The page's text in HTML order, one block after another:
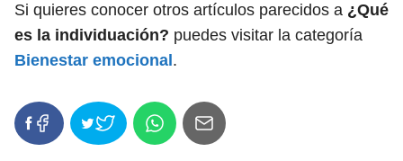
Si quieres conocer otros artículos parecidos a ¿Qué
es la individuación? puedes visitar la categoría
Bienestar emocional .